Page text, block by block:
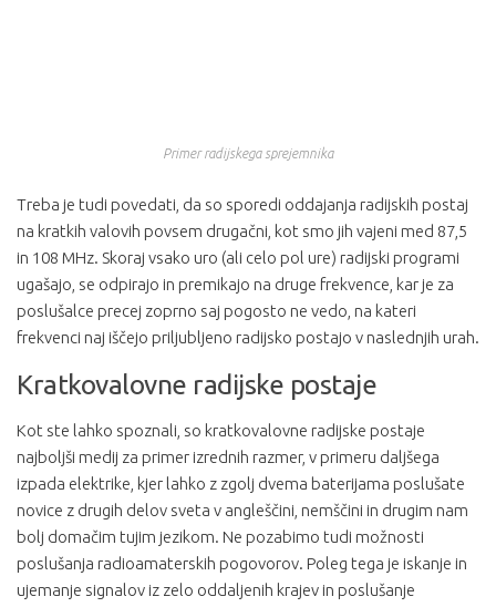
Primer radijskega sprejemnika
Treba je tudi povedati, da so sporedi oddajanja radijskih postaj
na kratkih valovih povsem drugačni, kot smo jih vajeni med 87,5
in 108 MHz. Skoraj vsako uro (ali celo pol ure) radijski programi
ugašajo, se odpirajo in premikajo na druge frekvence, kar je za
poslušalce precej zoprno saj pogosto ne vedo, na kateri
frekvenci naj iščejo priljubljeno radijsko postajo v naslednjih urah.
Kratkovalovne radijske postaje
Kot ste lahko spoznali, so kratkovalovne radijske postaje
najboljši medij za primer izrednih razmer, v primeru daljšega
izpada elektrike, kjer lahko z zgolj dvema baterijama poslušate
novice z drugih delov sveta v angleščini, nemščini in drugim nam
bolj domačim tujim jezikom. Ne pozabimo tudi možnosti
poslušanja radioamaterskih pogovorov. Poleg tega je iskanje in
ujemanje signalov iz zelo oddaljenih krajev in poslušanje